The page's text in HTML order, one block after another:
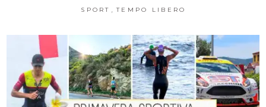
SPORT TEMPO LIBERO